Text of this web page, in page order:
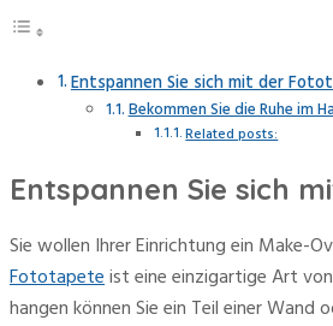
Entspannen Sie sich mit der
Bekommen Sie die Ruhe im
Related posts:
Entspannen Sie sich
Sie wollen Ihrer Einrichtung ein Make-
Fototapeteist eine einzigartige Art
hangen können Sie ein Teil einer